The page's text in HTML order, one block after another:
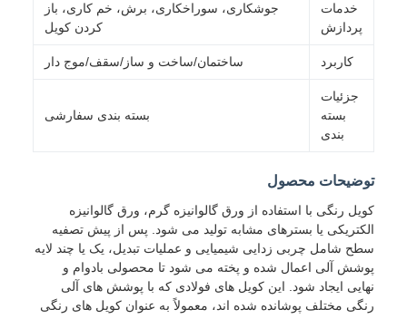
خدمات
پردازش
جوشکاری، سوراخکاری، برش، خم کاری، باز
کردن کویل
کاربرد ساختمان/ساخت و ساز/سقف/موج دار
جزئیات
بسته بندی سفارشی
توضیحات محصول
کویل رنگی با استفاده از ورق گالوانیزه گرم، ورق گالوانیزه
الکتریکی یا بسترهای مشابه تولید می شود. پس از پیش تصفیه
سطح شامل چربی زدایی شیمیایی و عملیات تبدیل، یک یا چند لایه
پوشش آلی اعمال شده و پخته می شود تا محصولی بادوام و
نهایی ایجاد شود. این کویل های فولادی که با پوشش های آلی
رنگی مختلف پوشانده شده اند، معمولاً به عنوان کویل های رنگی